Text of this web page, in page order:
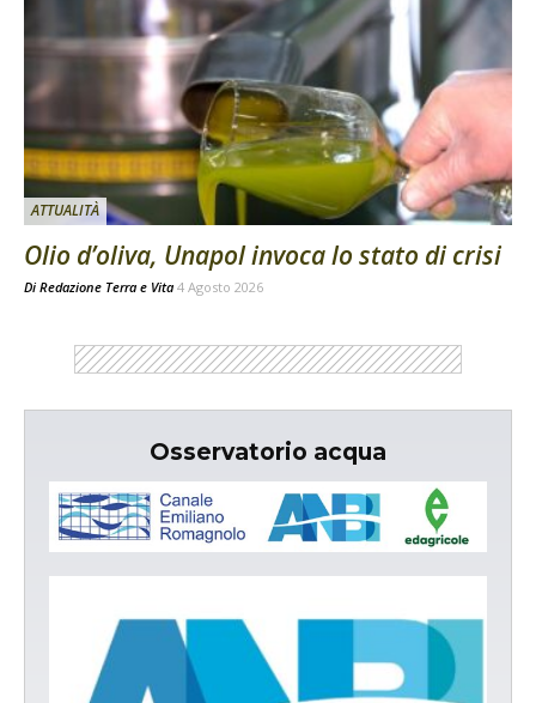
ATTUALITÀ
Olio d’oliva, Unapol invoca lo stato di crisi
Di Redazione Terra e Vita 4 Agosto 2026
Osservatorio acqua